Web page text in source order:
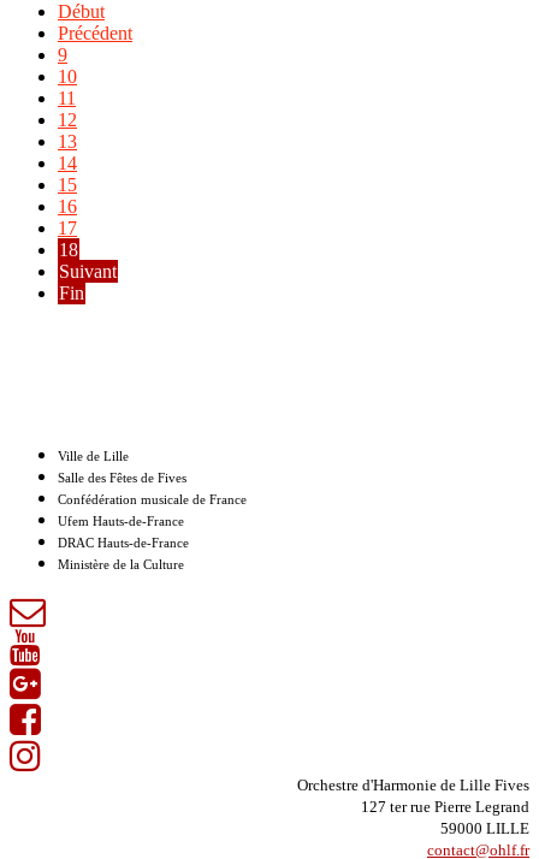
Début
Précédent
9
10
11
12
13
14
15
16
17
18
Suivant
Fin
Ville de Lille
Salle des Fêtes de Fives
Confédération musicale de France
Ufem Hauts-de-France
DRAC Hauts-de-France
Ministère de la Culture
Orchestre d'Harmonie de Lille Fives
127 ter rue Pierre Legrand
59000 LILLE
contact@ohlf.fr